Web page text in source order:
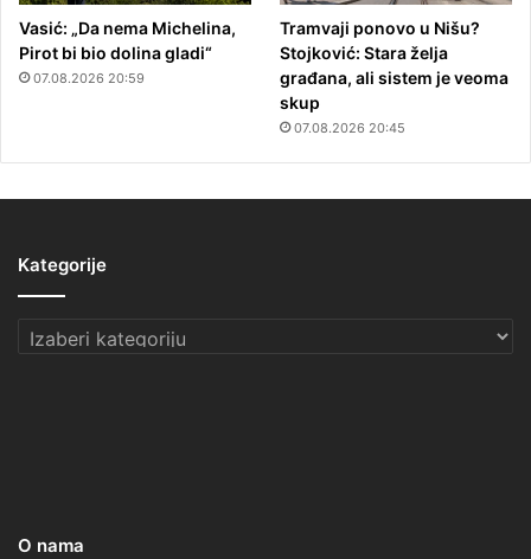
Vasić: „Da nema Michelina,
Pirot bi bio dolina gladi“
07.08.2026 20:59
Tramvaji ponovo u Nišu?
Stojković: Stara želja
građana, ali sistem je veoma
skup
07.08.2026 20:45
Kategorije
Kategorije
O nama